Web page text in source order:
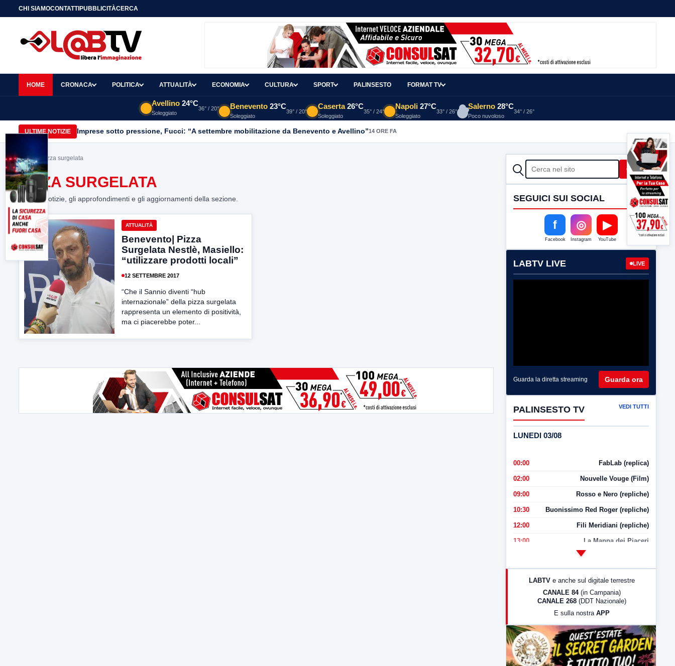
CHI SIAMOCONTATTIPUBBLICITÀCERCA
HOME CRONACA POLITICA ATTUALITÀ ECONOMIA CULTURA SPORT PALINSESTO FORMAT TV
Avellino 24°C
Soleggiato
36° / 20° Benevento 23°C
Soleggiato
39° / 20°
Caserta 26°C
Soleggiato
35° / 24°
Napoli 27°C
Soleggiato
33° / 26°
Salerno 28°C
Poco nuvoloso
34° / 26°
ULTIME NOTIZIE Imprese sotto pressione, Fucci: “A settembre mobilitazione da Benevento e Avellino”14 ORE FA
Home> pizza surgelata
PIZZA SURGELATA
Tutte le notizie, gli approfondimenti e gli aggiornamenti della sezione.
ATTUALITÀ
Benevento| Pizza
Surgelata Nestlè, Masiello:
“utilizzare prodotti locali”
12 SETTEMBRE 2017
“Che il Sannio diventi “hub
internazionale” della pizza surgelata
rappresenta un elemento di positività,
ma ci piacerebbe poter...
CERCA Cerca
SEGUICI SUI SOCIAL
f
Facebook
◎
Instagram
▶
YouTube
LABTV LIVE LIVE
Guarda la diretta streaming Guarda ora
PALINSESTO TV VEDI TUTTI
LUNEDI 03/08
00:00 FabLab (replica)
02:00 Nouvelle Vouge (Film)
09:00 Rosso e Nero (repliche)
10:30 Buonissimo Red Roger (repliche)
12:00 Fili Meridiani (repliche)
13:00 La Mappa dei Piaceri
LabNews (Diretta)
23:00 LabNews (replica)
LABTV e anche sul digitale terrestre
CANALE 84 (in Campania)
CANALE 268 (DDT Nazionale)
E sulla nostra APP